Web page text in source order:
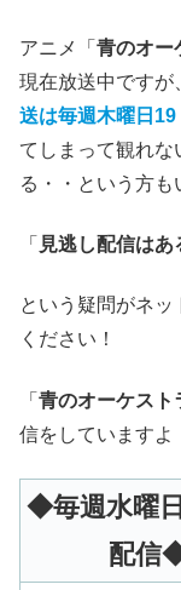
アニメ「 青のオー
現在放送中ですが
送は毎週木曜日19
てしまって観れ
る・・という方も
「 見逃し配信はあ
という疑問がネ
ください！
「 青のオーケスト
信をしていますよ
◆毎週水曜
配信